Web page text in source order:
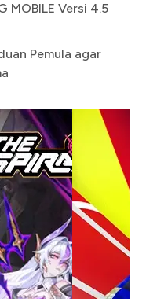
MOBILE Versi 4.5
Pemula agar